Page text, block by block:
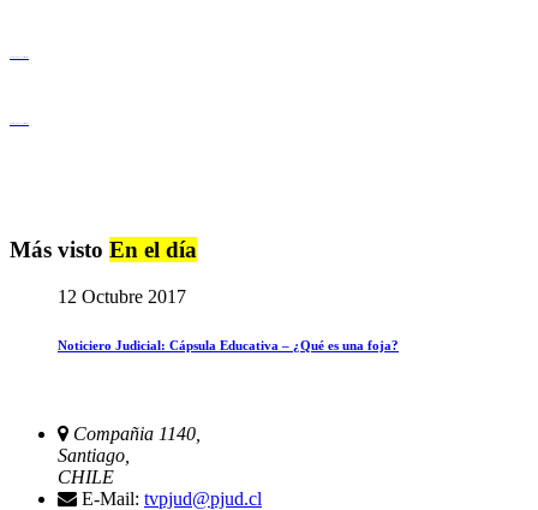
Más visto En el día
12 Octubre 2017
Noticiero Judicial: Cápsula Educativa – ¿Qué es una foja?
Compañia 1140,
Santiago,
CHILE
E-Mail: tvpjud@pjud.cl